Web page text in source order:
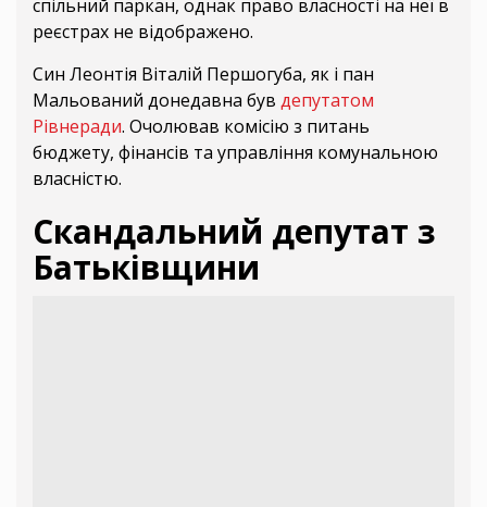
спільний паркан, однак право власності на неї в
реєстрах не відображено.
Син Леонтія Віталій Першогуба, як і пан
Мальований донедавна був депутатом
Рівнеради. Очолював комісію з питань
бюджету, фінансів та управління комунальною
власністю.
Скандальний депутат з
Батьківщини